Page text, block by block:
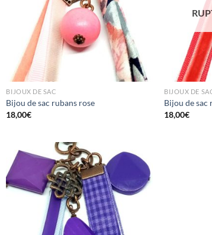
BIJOUX DE SAC
Bijou de sac rubans rose
18,00€
BIJOUX DE
Bijou de sac
18,00€